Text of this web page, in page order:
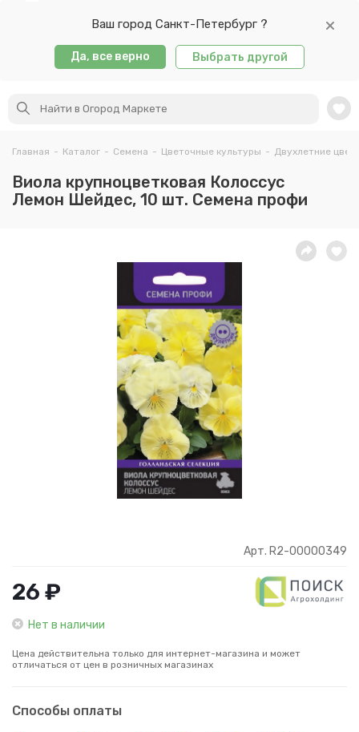
Ваш город Санкт-Петербург ?
Да, все верно Выбрать другой
Главная - Каталог - Семена - Цветочные культуры - Двухлетние
Виола крупноцветковая Колоссус
Лемон Шейдес, 10 шт. Семена профи
Арт. R2-00000349
26 ₽
Нет в наличии
Цена действительна только для интернет-магазина и может
отличаться от цен в розничных магазинах
Способы оплаты